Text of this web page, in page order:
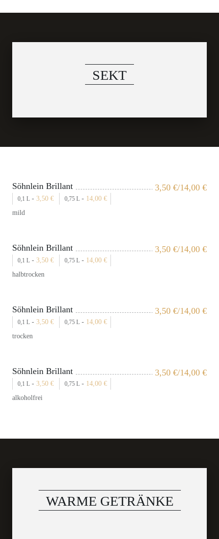
SEKT
3,50 €/14,00 €
Söhnlein Brillant
0,1 L - 3,50 € 0,75 L - 14,00 €
mild
3,50 €/14,00 €
Söhnlein Brillant
0,1 L - 3,50 € 0,75 L - 14,00 €
halbtrocken
3,50 €/14,00 €
Söhnlein Brillant
0,1 L - 3,50 € 0,75 L - 14,00 €
trocken
3,50 €/14,00 €
Söhnlein Brillant
0,1 L - 3,50 € 0,75 L - 14,00 €
alkoholfrei
WARME GETRÄNKE